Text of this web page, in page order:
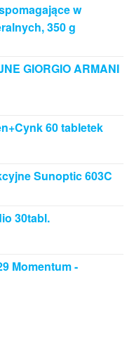
w
350 g
GIORGIO ARMANI
60 tabletek
Sunoptic 603C
30tabl.
Momentum -